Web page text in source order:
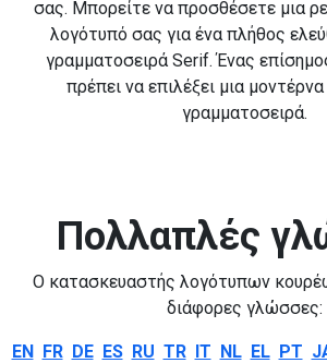
σας. Μπορείτε να προσθέσετε μια
λογότυπό σας για ένα πλήθος
γραμματοσειρά Serif. Ένας
πρέπει να επιλέξει μια
γραμματοσειρά.
Πολλαπλές
Ο κατασκευαστής λογότυπων
διάφορες γλώσσες:
EN FR DE ES RU TR IT NL EL PT